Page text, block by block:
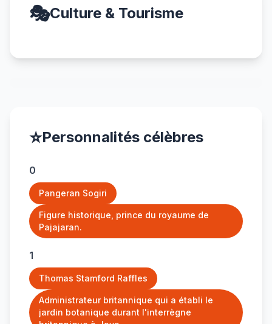
🎭Culture & Tourisme
⭐Personnalités célèbres
0
Pangeran Sogiri
Figure historique, prince du royaume de
Pajajaran.
1
Thomas Stamford Raffles
Administrateur britannique qui a établi le
jardin botanique durant l'interrègne